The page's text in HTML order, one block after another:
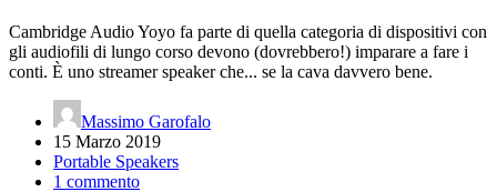
Cambridge Audio Yoyo fa parte di quella categoria di dispositivi con
gli audiofili di lungo corso devono (dovrebbero!) imparare a fare i
conti. È uno streamer speaker che... se la cava davvero bene.
Massimo Garofalo
15 Marzo 2019
Portable Speakers
1 commento